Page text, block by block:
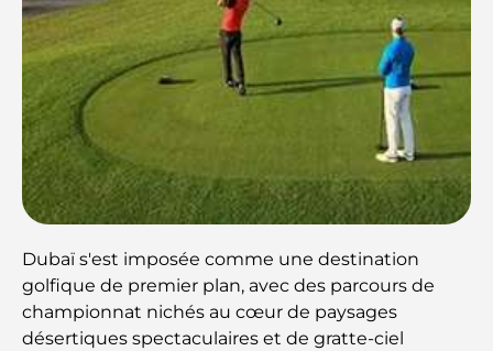
Dubaï s'est imposée comme une destination
golfique de premier plan, avec des parcours de
championnat nichés au cœur de paysages
désertiques spectaculaires et de gratte-ciel